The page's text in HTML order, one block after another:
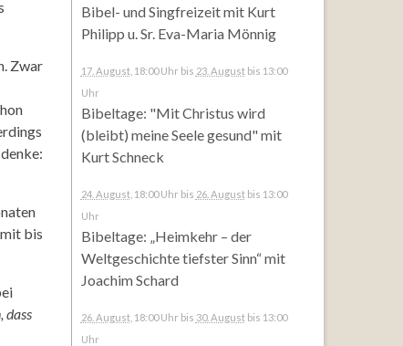
Zwar
bis
dass
Bibel- und Singfreizeit mit Kurt
Philipp u. Sr. Eva-Maria Mönnig
17. August, 18:00 Uhr bis 23. Augustbis 13:00
Uhr
Bibeltage: "Mit Christus wird
(bleibt) meine Seele gesund" mit
Kurt Schneck
24. August, 18:00 Uhr bis 26. Augustbis 13:00
Uhr
Bibeltage: „Heimkehr – der
Weltgeschichte tiefster Sinn“ mit
Joachim Schard
26. August, 18:00 Uhr bis 30. Augustbis 13:00
Uhr